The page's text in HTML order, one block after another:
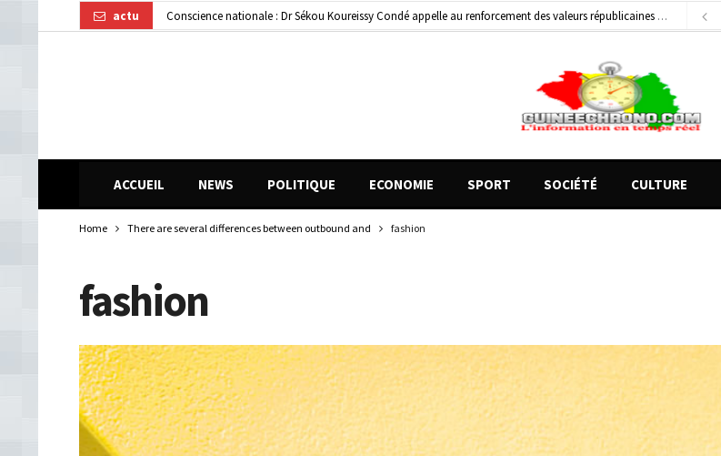
actu Gendarmerie : le colonel Bienvenu Lamah promu général de brigade
2 jours ago
ACCUEIL NEWS POLITIQUE ECONOMIE SPORT SOCIÉTÉ CULTURE
Home There are several differences between outbound and fashion
fashion